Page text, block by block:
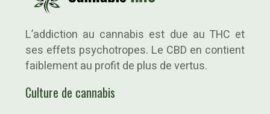
L’addiction au cannabis est due au THC et
ses effets psychotropes. Le CBD en contient
faiblement au profit de plus de vertus.
Culture de cannabis